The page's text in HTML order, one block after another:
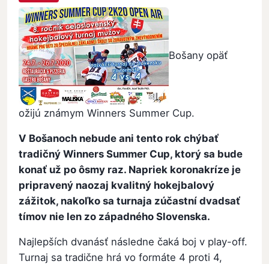
Bošany opäť
ožijú známym Winners Summer Cup.
V Bošanoch nebude ani tento rok chýbať
tradičný Winners Summer Cup, ktorý sa bude
konať už po ôsmy raz. Napriek koronakríze je
pripravený naozaj kvalitný hokejbalový
zážitok, nakoľko sa turnaja zúčastní dvadsať
tímov nie len zo západného Slovenska.
Najlepších dvanásť následne čaká boj v play-off.
Turnaj sa tradične hrá vo formáte 4 proti 4,